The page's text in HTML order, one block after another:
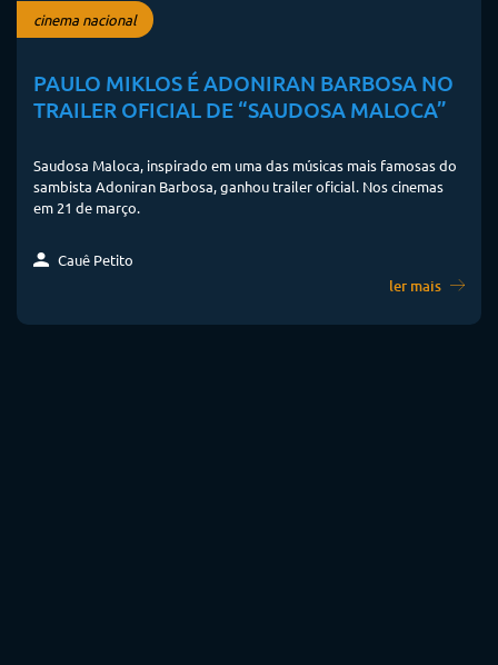
cinema nacional
PAULO MIKLOS É ADONIRAN BARBOSA NO
TRAILER OFICIAL DE “SAUDOSA MALOCA”
Saudosa Maloca, inspirado em uma das músicas mais famosas do
sambista Adoniran Barbosa, ganhou trailer oficial. Nos cinemas
em 21 de março.
Cauê Petito
ler mais